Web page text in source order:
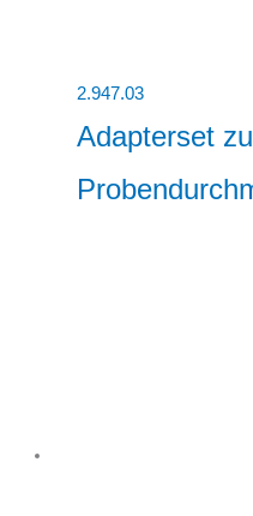
2.947.03
Adapterset